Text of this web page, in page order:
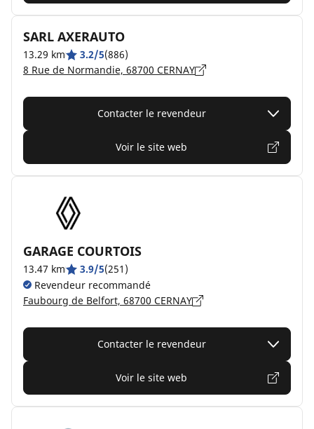
SARL AXERAUTO
13.29 km 3.2/5(886)
8 Rue de Normandie, 68700 CERNAY
Contacter le revendeur
Voir le site web
GARAGE COURTOIS
13.47 km 3.9/5(251)
Revendeur recommandé
Faubourg de Belfort, 68700 CERNAY
Contacter le revendeur
Voir le site web